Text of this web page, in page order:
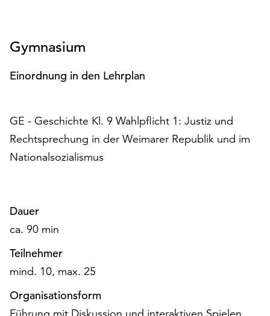
Ihnen
Ende
die
Schaltfläche
„Cookie-
Einstellungen“
Cookies
werden
ohne
Ihr
weiterhin
ausgeführt.
Gymnasium
Einordnung in den Lehrplan
GE - Geschichte Kl. 9 Wahlpflicht 1: Justiz und
Rechtsprechung in der Weimarer Republik und im
Nationalsozialismus
Dauer
ca. 90 min
Teilnehmer
mind. 10, max. 25
Organisationsform
Führung mit Diskussion und interaktiven Spielen